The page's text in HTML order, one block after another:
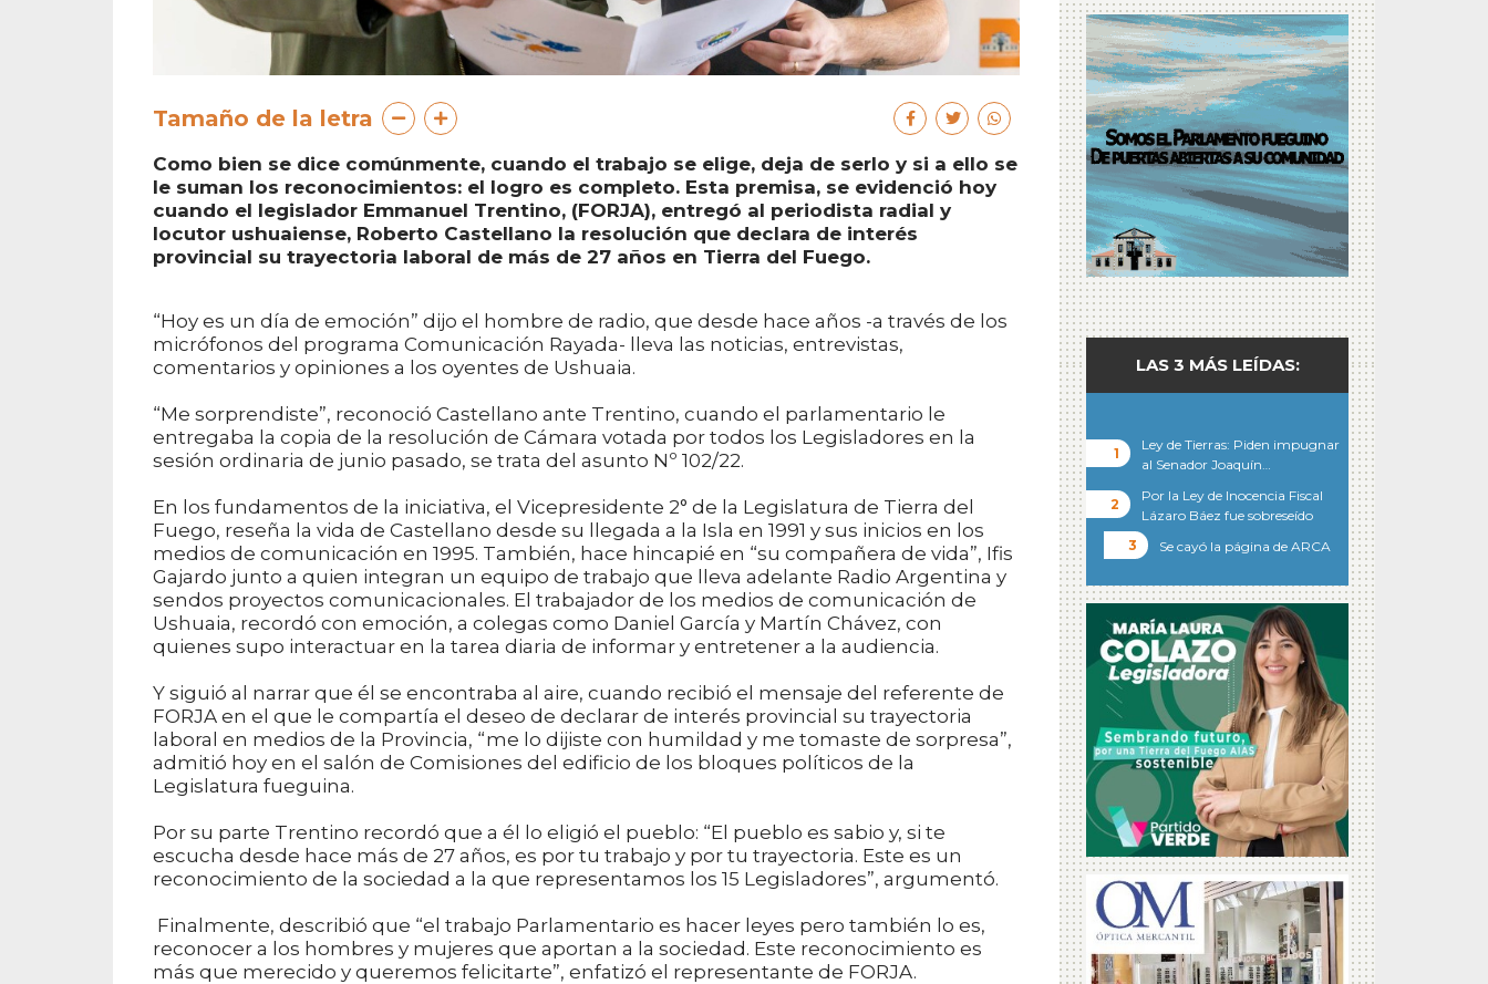
Tamaño de la letra
Como bien se dice comúnmente, cuando el trabajo se elige, deja de serlo y si a ello se
le suman los reconocimientos: el logro es completo. Esta premisa, se evidenció hoy
cuando el legislador Emmanuel Trentino, (FORJA), entregó al periodista radial y
locutor ushuaiense, Roberto Castellano la resolución que declara de interés
provincial su trayectoria laboral de más de 27 años en Tierra del Fuego.
“Hoy es un día de emoción” dijo el hombre de radio, que desde hace años -a través de los
micrófonos del programa Comunicación Rayada- lleva las noticias, entrevistas,
comentarios y opiniones a los oyentes de Ushuaia.
“Me sorprendiste”, reconoció Castellano ante Trentino, cuando el parlamentario le
entregaba la copia de la resolución de Cámara votada por todos los Legisladores en la
sesión ordinaria de junio pasado, se trata del asunto Nº 102/22.
En los fundamentos de la iniciativa, el Vicepresidente 2° de la Legislatura de Tierra del
Fuego, reseña la vida de Castellano desde su llegada a la Isla en 1991 y sus inicios en los
medios de comunicación en 1995. También, hace hincapié en “su compañera de vida”, Ifis
Gajardo junto a quien integran un equipo de trabajo que lleva adelante Radio Argentina y
sendos proyectos comunicacionales. El trabajador de los medios de comunicación de
Ushuaia, recordó con emoción, a colegas como Daniel García y Martín Chávez, con
quienes supo interactuar en la tarea diaria de informar y entretener a la audiencia.
Y siguió al narrar que él se encontraba al aire, cuando recibió el mensaje del referente de
FORJA en el que le compartía el deseo de declarar de interés provincial su trayectoria
laboral en medios de la Provincia, “me lo dijiste con humildad y me tomaste de sorpresa”,
admitió hoy en el salón de Comisiones del edificio de los bloques políticos de la
Legislatura fueguina.
Por su parte Trentino recordó que a él lo eligió el pueblo: “El pueblo es sabio y, si te
escucha desde hace más de 27 años, es por tu trabajo y por tu trayectoria. Este es un
reconocimiento de la sociedad a la que representamos los 15 Legisladores”, argumentó.
Finalmente, describió que “el trabajo Parlamentario es hacer leyes pero también lo es,
reconocer a los hombres y mujeres que aportan a la sociedad. Este reconocimiento es
más que merecido y queremos felicitarte”, enfatizó el representante de FORJA.
LAS 3 MÁS LEÍDAS:
Ley de Tierras: Piden impugnar
al Senador Joaquín…
Por la Ley de Inocencia Fiscal
Lázaro Báez fue sobreseído
Se cayó la página de ARCA